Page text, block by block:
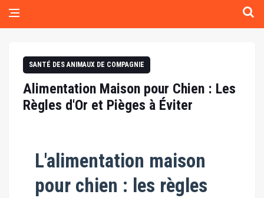
SANTÉ DES ANIMAUX DE COMPAGNIE
Alimentation Maison pour Chien : Les
Règles d'Or et Pièges à Éviter
L'alimentation maison
pour chien : les règles